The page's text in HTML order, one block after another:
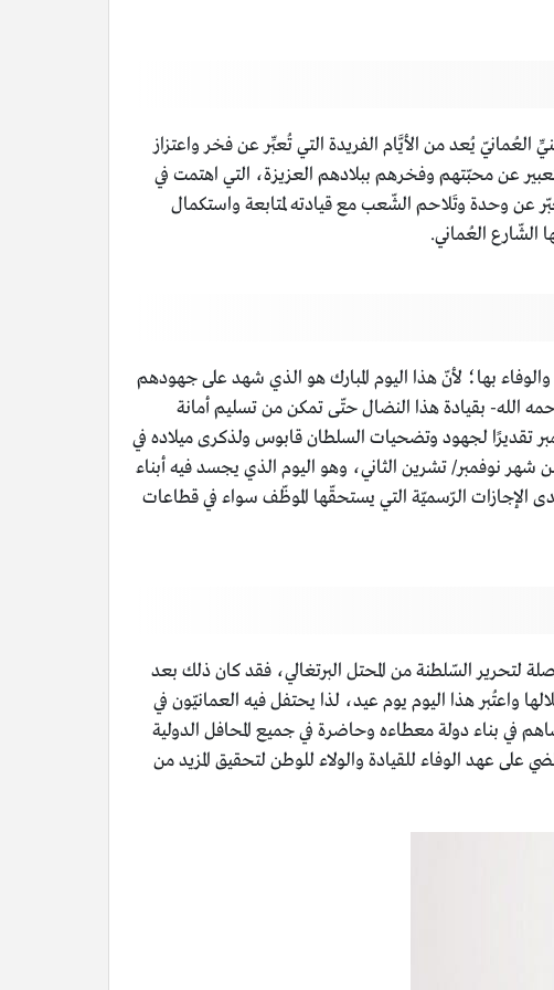
يُعد من الأيَّام الفريدة التي تُعبِّر عن فخر واعتزاز
عن محبّتهم وفخرهم ببلادهم العزيزة، التي اهتمت في
عن وحدة وتَلاحم الشّعب مع قيادته لمتابعة واستكمال
الشّارع العُماني.
بها؛ لأنّ هذا اليوم المبارك هو الذي شهد على جهودهم
الله- بقيادة هذا النضال حتّى تمكن من تسليم أمانة
تقديرًا لجهود وتضحيات السلطان قابوس ولذكرى ميلاده في
شهر نوفمبر/ تشرين الثاني، وهو اليوم الذي يجسد فيه أبناء
الإجازات الرّسميّة التي يستحقّها الموظّف سواء في قطاعات
لتحرير السّلطنة من المحتل البرتغالي، فقد كان ذلك بعد
واعتُبر هذا اليوم يوم عيد، لذا يحتفل فيه العمانيّون في
في بناء دولة معطاءه وحاضرة في جميع المحافل الدولية
على عهد الوفاء للقيادة والولاء للوطن لتحقيق المزيد من